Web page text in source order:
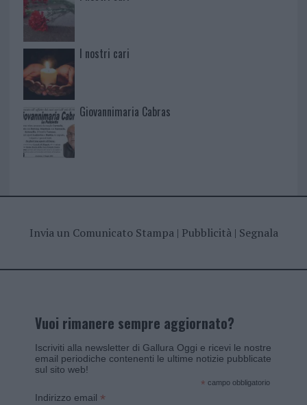
I nostri cari
Giovannimaria Cabras
Invia un Comunicato Stampa| Pubblicità| Segnala
Vuoi rimanere sempre aggiornato?
Iscriviti alla newsletter di Gallura Oggi e ricevi le nostre
email periodiche contenenti le ultime notizie pubblicate
sul sito web!
* campo obbligatorio
Indirizzo email *